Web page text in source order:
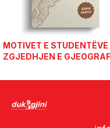
MOTIVET E STUDENTËVE
ZGJEDHJEN E